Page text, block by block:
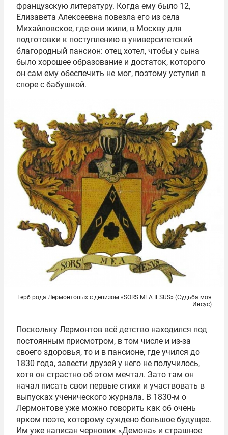
французскую литературу. Когда ему было 12,
Елизавета Алексеевна повезла его из села
Михайловское, где они жили, в Москву для
подготовки к поступлению в университетский
благородный пансион: отец хотел, чтобы у сына
было хорошее образование и достаток, которого
он сам ему обеспечить не мог, поэтому уступил в
споре с бабушкой.
Герб рода Лермонтовых с девизом «SORS MEA IESUS» (Судьба моя
Иисус)
Поскольку Лермонтов всё детство находился под
постоянным присмотром, в том числе и из-за
своего здоровья, то и в пансионе, где учился до
1830 года, завести друзей у него не получилось,
хотя он страстно об этом мечтал. Зато там он
начал писать свои первые стихи и участвовать в
выпусках ученического журнала. В 1830-м о
Лермонтове уже можно говорить как об очень
ярком поэте, которому суждено большое будущее.
Им уже написан черновик «Демона» и страшное